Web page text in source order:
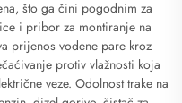
što ga čini pogodnim za
i pribor za montiranje na
prijenos vodene pare kroz
protiv vlažnosti koja
veze. Odolnost trake na